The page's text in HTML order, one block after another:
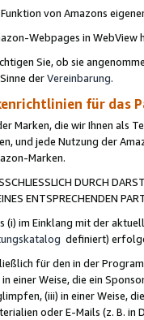
von Amazons
Webpages in WebView
Sie, ob sie
derVereinbarung.
für das
Marken, die wir Ihnen als
und jede Nutzung der
Marken.
DURCH
ENTSPRECHENDEN
(i) im Einklang mit der
definiert)
für den in der
einer Weise, die ein
(iii) in einer Weise,
oder E-Mails (z. B. in